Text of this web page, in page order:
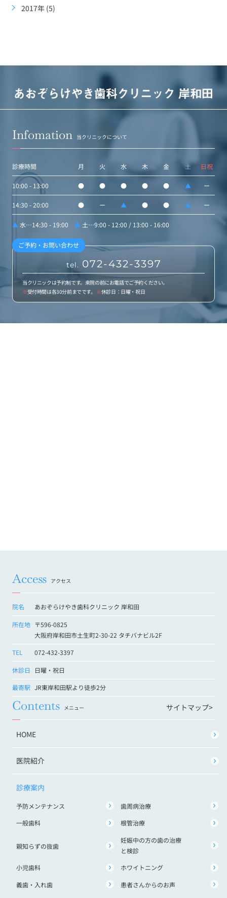
2017年 (5)
Infomation 当クリニックについて
診療時間 月 火 水 木 金 土 日祝
10:00 - 13:00 ● ● ● ● ● ▲ ー
14:30 - 20:00 ● ー ▲ ● ● ▲ ー
▲ 水…14:30 - 19:00 ▲ 土…9:00 - 12:00 / 13:00 - 16:00
ご予約・お問い合わせ
tel. 072-432-3397
当クリニックは予約制です。来院の前にお電話でご予約ください。
※受付時間は各30分前までです。 ※休診日：日曜・祝日
Access アクセス
院名 あおぞらけやき歯科クリニック 岸和田
所在地 〒596-0825
大阪府岸和田市土生町2-30-22 タチバナビル2F
TEL 072-432-3397
休診日 日曜・祝日
最寄駅 JR東岸和田駅より徒歩2分
サイトマップ>
Contents メニュー
HOME
医院紹介
診療案内
予防メンテナンス
歯周病治療
一般歯科
根管治療
親知らずの抜歯
妊娠中の方の歯の治療
と検診
小児歯科
ホワイトニング
義歯・入れ歯
患者さんからのお声